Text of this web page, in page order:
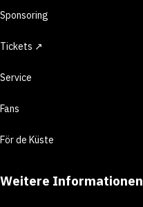
Sponsoring
Tickets ↗
Service
Fans
För de Küste
Weitere Informationen